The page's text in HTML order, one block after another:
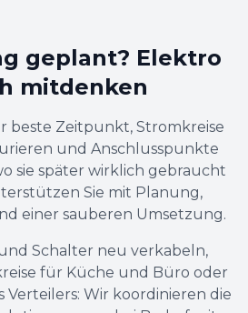
geplant? Elektro
mitdenken
beste Zeitpunkt, Stromkreise
und Anschlusspunkte
sie später wirklich gebraucht
Sie mit Planung,
einer sauberen Umsetzung.
Schalter neu verkabeln,
für Küche und Büro oder
Wir koordinieren die